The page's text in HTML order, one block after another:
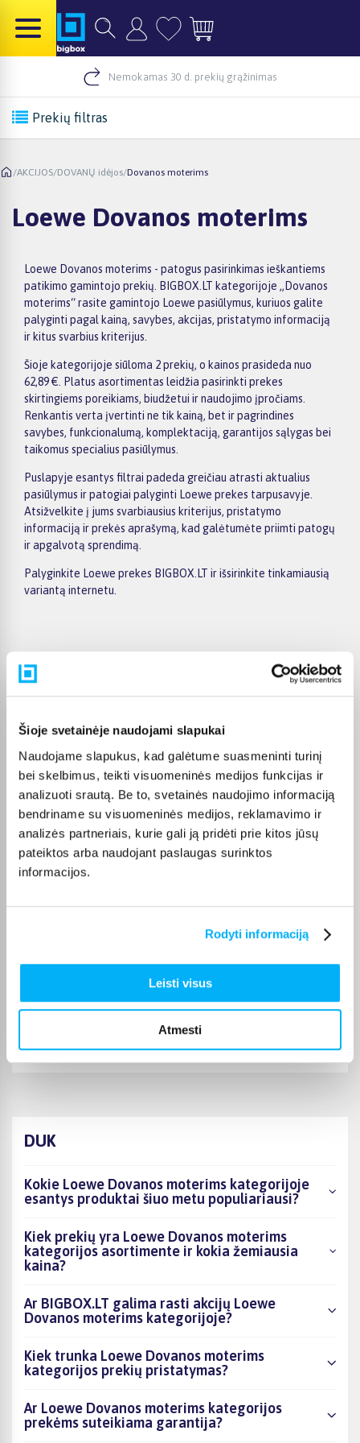
Šioje svetainėje naudojami slapukai
Naudojame slapukus, kad galėtume suasmeninti turinį
bei skelbimus, teikti visuomeninės medijos funkcijas ir
analizuoti srautą. Be to, svetainės naudojimo informaciją
bendriname su visuomeninės medijos, reklamavimo ir
analizės partneriais, kurie gali ją pridėti prie kitos jūsų
pateiktos arba naudojant paslaugas surinktos
informacijos.
Rodyti informaciją
Leisti visus
Atmesti
Nemokamas 30 d. prekių grąžinimas
Prekių filtras
/AKCIJOS/DOVANŲ idėjos/Dovanos moterims
Loewe Dovanos moterims
Loewe Dovanos moterims - patogus pasirinkimas ieškantiems
patikimo gamintojo prekių. BIGBOX.LT kategorijoje „Dovanos
moterims“ rasite gamintojo Loewe pasiūlymus, kuriuos galite
palyginti pagal kainą, savybes, akcijas, pristatymo informaciją
ir kitus svarbius kriterijus.
Šioje kategorijoje siūloma 2 prekių, o kainos prasideda nuo
62,89 €. Platus asortimentas leidžia pasirinkti prekes
skirtingiems poreikiams, biudžetui ir naudojimo įpročiams.
Renkantis verta įvertinti ne tik kainą, bet ir pagrindines
savybes, funkcionalumą, komplektaciją, garantijos sąlygas bei
taikomus specialius pasiūlymus.
Puslapyje esantys filtrai padeda greičiau atrasti aktualius
pasiūlymus ir patogiai palyginti Loewe prekes tarpusavyje.
Atsižvelkite į jums svarbiausius kriterijus, pristatymo
informaciją ir prekės aprašymą, kad galėtumėte priimti patogų
ir apgalvotą sprendimą.
Palyginkite Loewe prekes BIGBOX.LT ir išsirinkite tinkamiausią
variantą internetu.
Pirkėjų atsiliepimai apie prekes
Violeta Z.
Mano patys mėgstamiausi kvepalai. Perku juos daug metų. Ačiū
Danutė G.
Patvirtintas pirkėjas
Puiki dovana darbui ir pramogai 🙂 Ačiū
Vitalijus T.
Ingrida V.
Patvirtintas pirkėjas
Greitai pristatytas, puikus aparatas, lengvas valdymas plius skani kava
dovanu � ...
DUK
Kokie Loewe Dovanos moterims kategorijoje
esantys produktai šiuo metu populiariausi?
Kiek prekių yra Loewe Dovanos moterims
kategorijos asortimente ir kokia žemiausia
kaina?
Ar BIGBOX.LT galima rasti akcijų Loewe
Dovanos moterims kategorijoje?
Kiek trunka Loewe Dovanos moterims
kategorijos prekių pristatymas?
Ar Loewe Dovanos moterims kategorijos
prekėms suteikiama garantija?